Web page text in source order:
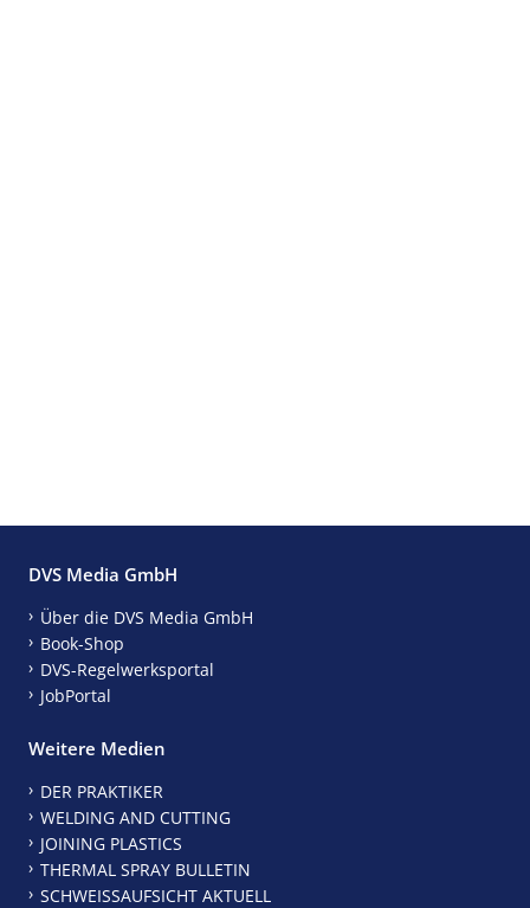
DVS Media GmbH
Über die DVS Media GmbH
Book-Shop
DVS-Regelwerksportal
JobPortal
Weitere Medien
DER PRAKTIKER
WELDING AND CUTTING
JOINING PLASTICS
THERMAL SPRAY BULLETIN
SCHWEISSAUFSICHT AKTUELL